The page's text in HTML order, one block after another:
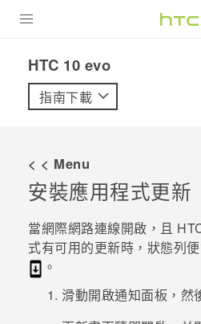
VIVE
配件
優惠專區
焦點訊息
銷售通路
HTC 10 evo‎
指南下載
< < Menu
安裝應用程式更新
當網際網路連線開啟，且
式有可用的更新時，狀態列
。
滑動開啟通知面板，然